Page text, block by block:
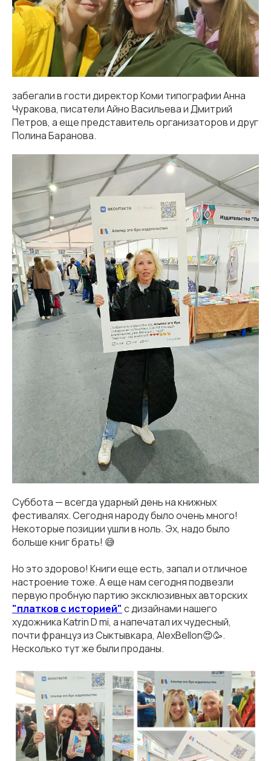
забегали в гости директор Коми типографии Анна
Чуракова, писатели Айно Васильева и Дмитрий
Петров, а еще представитель организаторов и друг
Полина Баранова.
Суббота — всегда ударный день на книжных
фестивалях. Сегодня народу было очень много!
Некоторые позиции ушли в ноль. Эх, надо было
больше книг брать! 😅
Но это здорово! Книги еще есть, запал и отличное
настроение тоже. А еще нам сегодня подвезли
первую пробную партию эксклюзивных авторских
"платков с историей" с дизайнами нашего
художника Katrin D mi, а напечатал их чудесный,
почти француз из Сыктывкара, AlexBellon😍🥳.
Несколько тут же были проданы.